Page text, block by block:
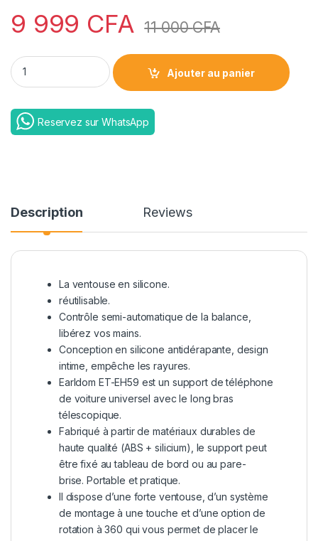
9 999 CFA 11 000CFA
Earldom car holder quantity
Ajouter au panier
Reservez sur WhatsApp
Description Reviews
La ventouse en silicone.
réutilisable.
Contrôle semi-automatique de la balance,
libérez vos mains.
Conception en silicone antidérapante, design
intime, empêche les rayures.
Earldom ET-EH59 est un support de téléphone
de voiture universel avec le long bras
télescopique.
Fabriqué à partir de matériaux durables de
haute qualité (ABS + silicium), le support peut
être fixé au tableau de bord ou au pare-
brise. Portable et pratique.
Il dispose d’une forte ventouse, d’un système
de montage à une touche et d’une option de
rotation à 360 qui vous permet de placer le